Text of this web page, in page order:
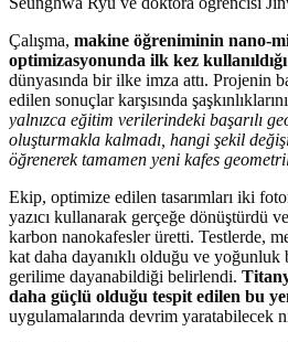
Çalışma, makine öğreniminin nano-
optimizasyonunda ilk kez
dünyasında bir ilke imza attı. Projenin
edilen sonuçlar karşısında
yalnızca eğitim verilerindeki başarılı
oluşturmakla kalmadı, hangi şekil
öğrenerek tamamen yeni kafes
Ekip, optimize edilen tasarımları iki
yazıcı kullanarak gerçeğe dönüştürdü
karbon nanokafesler üretti. Testlerde,
kat daha dayanıklı olduğu ve yoğunluk
gerilime dayanabildiği belirlendi.
daha güçlü olduğu tespit edilen bu
uygulamalarında devrim yaratabilecek